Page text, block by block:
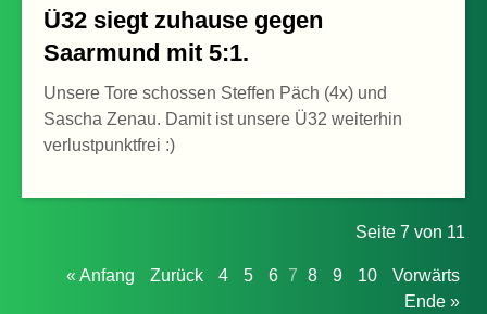
Ü32 siegt zuhause gegen
Saarmund mit 5:1.
Unsere Tore schossen Steffen Päch (4x) und
Sascha Zenau. Damit ist unsere Ü32 weiterhin
verlustpunktfrei :)
Seite 7 von 11
« Anfang Zurück 4 5 6 7 8 9 10
Vorwärts
Ende »